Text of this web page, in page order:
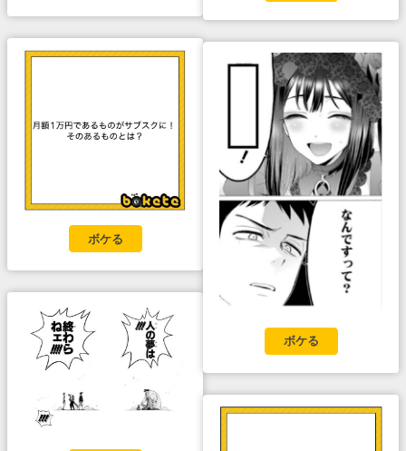
ボケる
ボケる